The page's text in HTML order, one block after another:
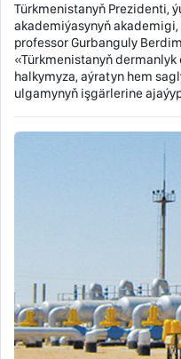
Türkmenistanyň Prezidenti,
akademiýasynyň
professor Gurbanguly
«Türkmenistanyň
halkymyza, aýratyn hem
ulgamynyň işgärlerine